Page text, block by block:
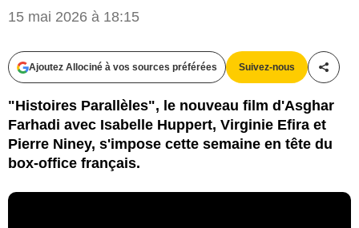
15 mai 2026 à 18:15
Ajoutez Allociné à vos sources préférées Suivez-nous
"Histoires Parallèles", le nouveau film d'Asghar
Farhadi avec Isabelle Huppert, Virginie Efira et
Pierre Niney, s'impose cette semaine en tête du
box-office français.